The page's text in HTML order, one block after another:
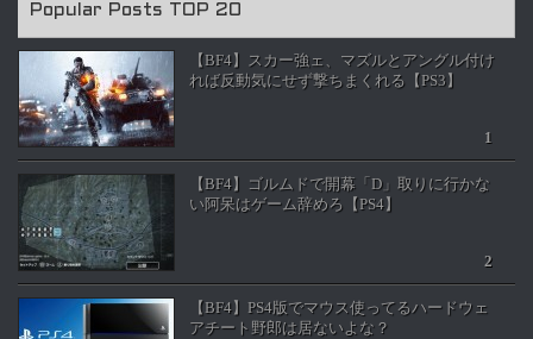
Popular Posts TOP 20
【BF4】スカー強ェ、マズルとアングル付け
れば反動気にせず撃ちまくれる【PS3】
【BF4】ゴルムドで開幕「D」取りに行かな
い阿呆はゲーム辞めろ【PS4】
【BF4】PS4版でマウス使ってるハードウェ
アチート野郎は居ないよな？